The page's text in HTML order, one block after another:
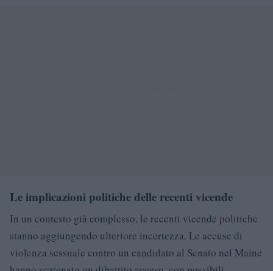
Le implicazioni politiche delle recenti vicende
In un contesto già complesso, le recenti vicende politiche
stanno aggiungendo ulteriore incertezza. Le accuse di
violenza sessuale contro un candidato al Senato nel Maine